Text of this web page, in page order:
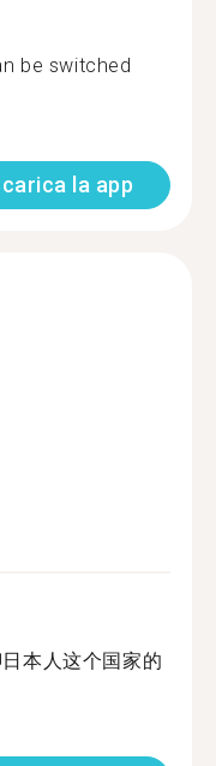
be switched
la app
本人这个国家的